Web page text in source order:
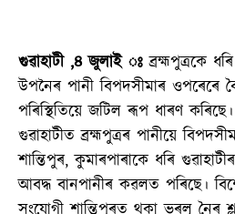
গুৱাহাটী ,৪ জুলাই ঃ ব্ৰহ্মপুত্ৰকে
উপনৈৰ পানী বিপদসীমাৰ ওপৰেৰে
পৰিস্থিতিয়ে জটিল ৰূপ ধাৰণ
গুৱাহাটীত ব্ৰহ্মপুত্ৰৰ পানীয়ে
শান্তিপুৰ, কুমাৰপাৰাকে ধৰি
আবদ্ধ বানপানীৰ কৱলত পৰিছে।